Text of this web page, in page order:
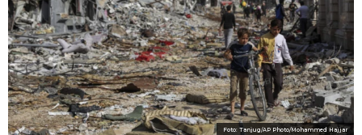
Foto: Tanjug/AP Photo/Mohammed Hajjar